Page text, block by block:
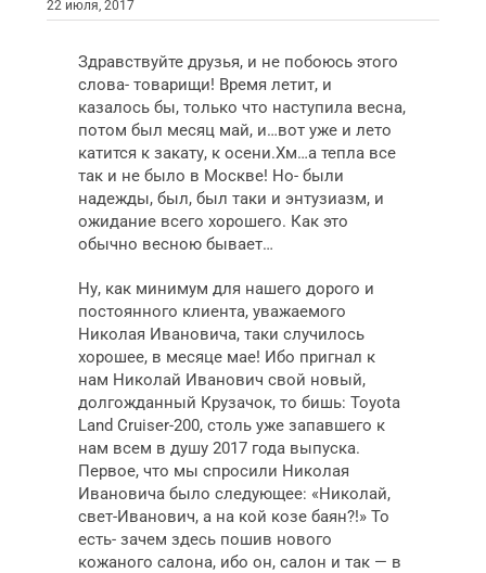
22 июля, 2017
Здравствуйте друзья, и не побоюсь этого
слова- товарищи! Время летит, и
казалось бы, только что наступила весна,
потом был месяц май, и…вот уже и лето
катится к закату, к осени.Хм…а тепла все
так и не было в Москве! Но- были
надежды, был, был таки и энтузиазм, и
ожидание всего хорошего. Как это
обычно весною бывает…
Ну, как минимум для нашего дорого и
постоянного клиента, уважаемого
Николая Ивановича, таки случилось
хорошее, в месяце мае! Ибо пригнал к
нам Николай Иванович свой новый,
долгожданный Крузачок, то бишь: Toyota
Land Cruiser-200, столь уже запавшего к
нам всем в душу 2017 года выпуска.
Первое, что мы спросили Николая
Ивановича было следующее: «Николай,
свет-Иванович, а на кой козе баян?!» То
есть- зачем здесь пошив нового
кожаного салона, ибо он, салон и так — в